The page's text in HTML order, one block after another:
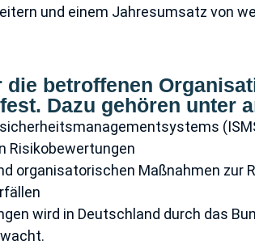
und einem Jahresumsatz von
betroffenen
Dazu gehören unter
Risikobewertungen
organisatorischen Maßnahmen zur
wird in Deutschland durch das